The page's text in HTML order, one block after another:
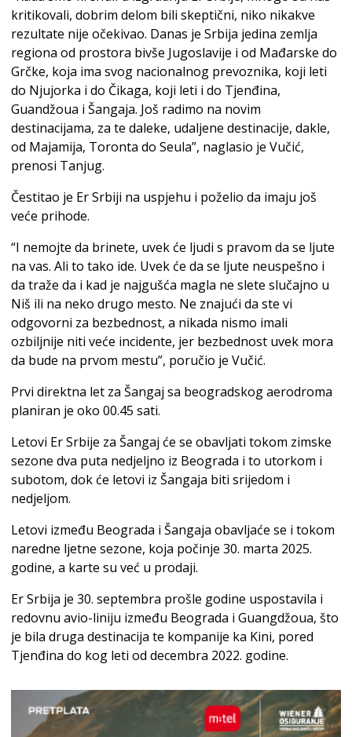
kritikovali, dobrim delom bili skeptični, niko nikakve
rezultate nije očekivao. Danas je Srbija jedina zemlja
regiona od prostora bivše Jugoslavije i od Mađarske do
Grčke, koja ima svog nacionalnog prevoznika, koji leti
do Njujorka i do Čikaga, koji leti i do Tjenđina,
Guandžoua i Šangaja. Još radimo na novim
destinacijama, za te daleke, udaljene destinacije, dakle,
od Majamija, Toronta do Seula”, naglasio je Vučić,
prenosi Tanjug.
Čestitao je Er Srbiji na uspjehu i poželio da imaju još
veće prihode.
“I nemojte da brinete, uvek će ljudi s pravom da se ljute
na vas. Ali to tako ide. Uvek će da se ljute neuspešno i
da traže da i kad je najgušća magla ne slete slučajno u
Niš ili na neko drugo mesto. Ne znajući da ste vi
odgovorni za bezbednost, a nikada nismo imali
ozbiljnije niti veće incidente, jer bezbednost uvek mora
da bude na prvom mestu”, poručio je Vučić.
Prvi direktna let za Šangaj sa beogradskog aerodroma
planiran je oko 00.45 sati.
Letovi Er Srbije za Šangaj će se obavljati tokom zimske
sezone dva puta nedjeljno iz Beograda i to utorkom i
subotom, dok će letovi iz Šangaja biti srijedom i
nedjeljom.
Letovi između Beograda i Šangaja obavljaće se i tokom
naredne ljetne sezone, koja počinje 30. marta 2025.
godine, a karte su već u prodaji.
Er Srbija je 30. septembra prošle godine uspostavila i
redovnu avio-liniju između Beograda i Guangdžoua, što
je bila druga destinacija te kompanije ka Kini, pored
Tjenđina do kog leti od decembra 2022. godine.